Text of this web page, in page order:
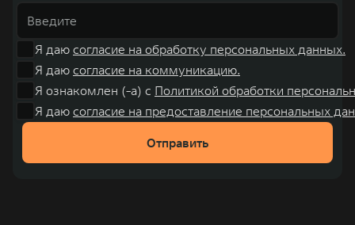
Я даю согласие на обработку персональных данных.
Я даю согласие на коммуникацию.
Я ознакомлен (-а) с Политикой обработки
Я даю согласие на предоставление персональных
Отправить